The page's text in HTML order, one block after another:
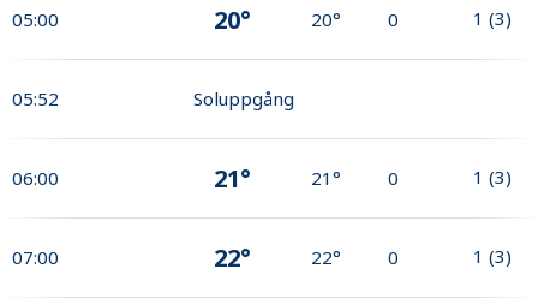
05:00 20° 20° 0 1 (3)
05:52 Soluppgång
06:00 21° 21° 0 1 (3)
07:00 22° 22° 0 1 (3)